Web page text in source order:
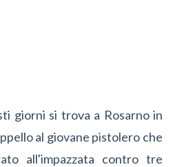
giorni si trova a Rosarno in
al giovane pistolero che
all'impazzata contro tre